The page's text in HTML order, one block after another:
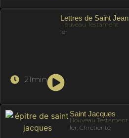
Lettres de Saint Jean
Nouveau Testament
Ier
21min
Saint Jacques
Nouveau Testament
Ier, Chrétienté